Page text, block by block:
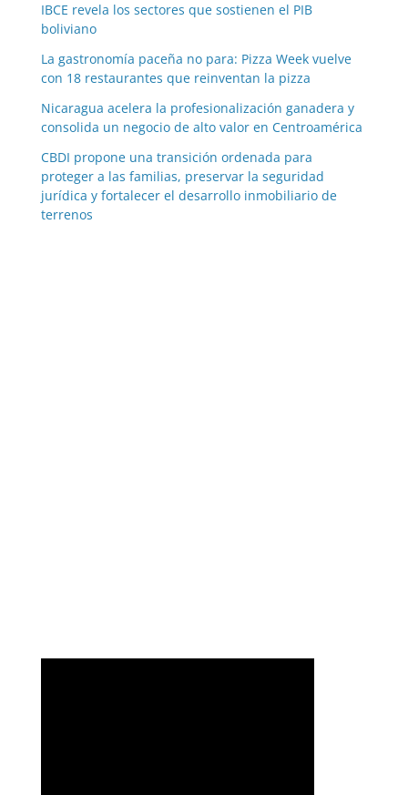
IBCE revela los sectores que sostienen el PIB
boliviano
La gastronomía paceña no para: Pizza Week vuelve
con 18 restaurantes que reinventan la pizza
Nicaragua acelera la profesionalización ganadera y
consolida un negocio de alto valor en Centroamérica
CBDI propone una transición ordenada para
proteger a las familias, preservar la seguridad
jurídica y fortalecer el desarrollo inmobiliario de
terrenos